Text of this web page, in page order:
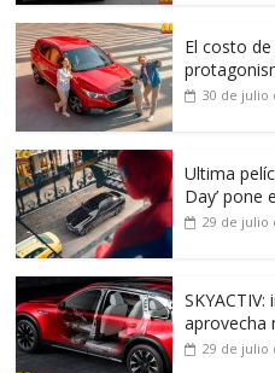
El costo
30 de julio
Ultima
Day’ pone
29 de julio
aprovecha
29 de julio